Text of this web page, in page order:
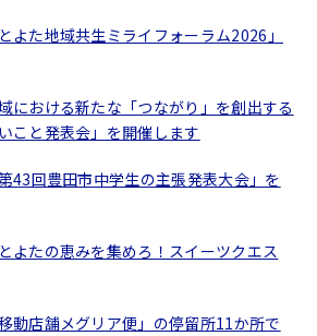
た地域共生ミライフォーラム2026」
おける新たな「つながり」を創出する
こと発表会」を開催します
回豊田市中学生の主張発表大会」を
たの恵みを集めろ！スイーツクエス
店舗メグリア便」の停留所11か所で